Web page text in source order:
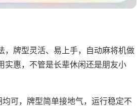
，牌型灵活、易上手，自动麻将机做
实惠，不管是长辈休闲还是朋友小
可，牌型简单接地气，运行稳定不